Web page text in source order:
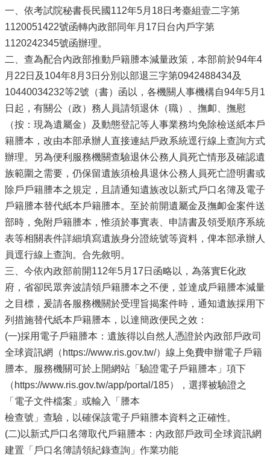
一、依考試院秘書長民國112年5月18日考臺組壹二字第
1120051422號函轉內政部同年月17日台內戶字第
1120242345號函辦理。
二、查為配合內政部推動戶籍謄本減量政策，本部前於94年4
月22日及104年8月3日分別以部退三字第0942488434及
10440034232等2號（書）函以，各機關人事機構自94年5月1
日起，有關公（政）務人員請領退休（職）、撫卹、撫慰
（按：現為遺屬金）及動態登記等人事業務均免除檢送紙本戶
籍謄本，改由本部承辦人直接連結戶政系統逕行線上查詢方式
辦理。另為便利服務機關查驗退休公務人員死亡情形及確認遺
族範圍之需要，仍保留遺族須檢具退休公務人員死亡證明書或
除戶戶籍謄本之規定，且請通知遺族改以新式戶口名簿及電子
戶籍謄本替代紙本戶籍謄本。至於前開遺屬金及撫卹金案件送
部時，免附戶籍謄本，惟須於事實表、申請書及領受順序系統
表等相關表件詳細填寫遺族身分證統號等資料，俾本部承辦人
員逕行線上查詢。合先敘明。
三、今依內政部前開112年5月17日函略以，為落實E化政
府，省卻民眾奔波請領戶籍謄本之不便，並達成戶籍謄本減量
之目標，爰請各服務機關於受理旨揭案件時，通知遺族採用下
列措施替代紙本戶籍謄本，以達簡政便民之效：
(一)採用電子戶籍謄本：遺族得以自然人憑證於內政部戶政司
全球資訊網（https://www.ris.gov.tw/）線上免費申辦電子戶籍
謄本。服務機關可於上開網站「驗證電子戶籍謄本」項下
（https://www.ris.gov.tw/app/portal/185），選擇被驗證之
「電子文件檔案」或輸入「謄本
檢查號」查驗，以確保該電子戶籍謄本資料之正確性。
(二)以新式戶口名簿取代戶籍謄本：內政部戶政司全球資訊網
建置「戶口名簿請領紀錄查詢」作業功能